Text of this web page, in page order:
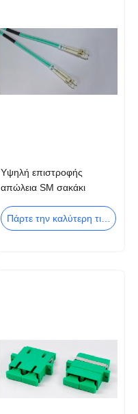
Υψηλή επιστροφής
απώλεια SM σακάκι
ΚΚ LC OM1 μπάλωμα
Πάρτε την καλύτερη τιμή